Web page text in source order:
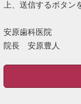
上、送信するボタン
安原歯科医院
院長 安原豊人